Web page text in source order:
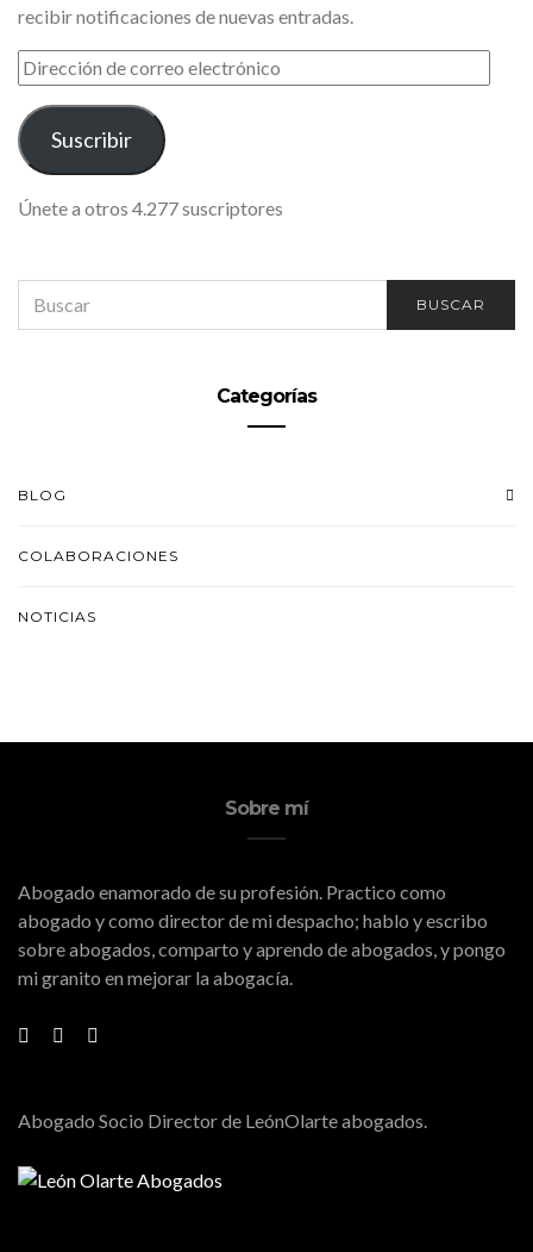
recibir notificaciones de nuevas entradas.
DIRECCIÓN
DE
CORREO
ELECTRÓNICO
Suscribir
Únete a otros 4.277 suscriptores
FOR:
BUSCAR
Categorías
BLOG
COLABORACIONES
NOTICIAS
Sobre mí
Abogado enamorado de su profesión. Practico como
abogado y como director de mi despacho; hablo y escribo
sobre abogados, comparto y aprendo de abogados, y pongo
mi granito en mejorar la abogacía.
Abogado Socio Director de LeónOlarte abogados.